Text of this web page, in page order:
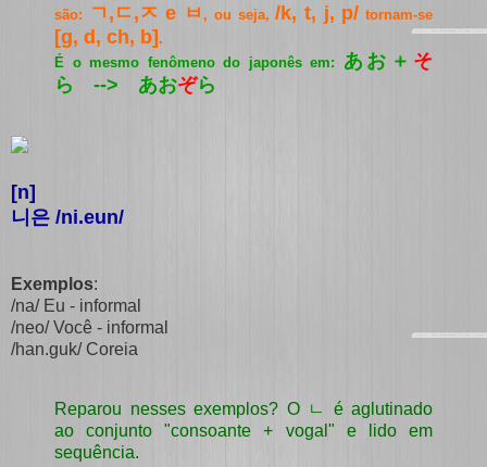
são:
ㄱ,ㄷ,ㅈ e ㅂ , ou seja,/k, t, j, p/ tornam-se
[g, d, ch, b].
É o mesmo fenômeno do japonês em: あお＋ そ
ら --> あおぞら
[n]
니은 /ni.eun/
Exemplos:
/na/ Eu - informal
/neo/ Você - informal
/han.guk/ Coreia
Reparou nesses exemplos? O ㄴ é aglutinado
ao conjunto "consoante + vogal" e lido em
sequência.